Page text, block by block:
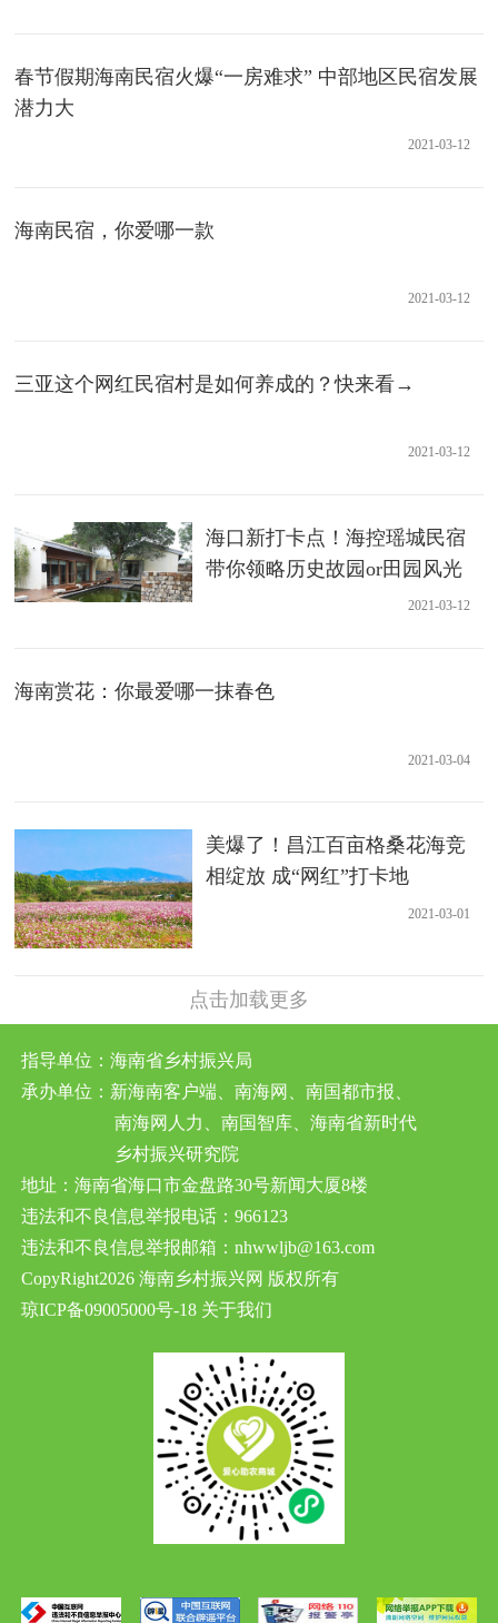
春节假期海南民宿火爆“一房难求” 中部地区民宿发展
潜力大
2021-03-12
海南民宿，你爱哪一款
2021-03-12
三亚这个网红民宿村是如何养成的？快来看→
2021-03-12
海口新打卡点！海控瑶城民宿
带你领略历史故园or田园风光
2021-03-12
海南赏花：你最爱哪一抹春色
2021-03-04
美爆了！昌江百亩格桑花海竞
相绽放 成“网红”打卡地
2021-03-01
点击加载更多
指导单位：海南省乡村振兴局
承办单位：新海南客户端、南海网、南国都市报、
南海网人力、南国智库、海南省新时代
乡村振兴研究院
地址：海南省海口市金盘路30号新闻大厦8楼
违法和不良信息举报电话：966123
违法和不良信息举报邮箱：nhwwljb@163.com
CopyRight2026 海南乡村振兴网 版权所有
琼ICP备09005000号-18 关于我们